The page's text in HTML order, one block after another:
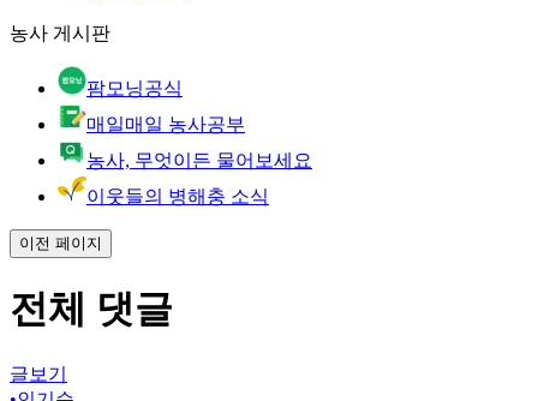
농사 게시판
팜모닝공식
매일매일 농사공부
농사, 무엇이든 물어보세요
이웃들의 병해충 소식
이전 페이지
전체 댓글
글보기